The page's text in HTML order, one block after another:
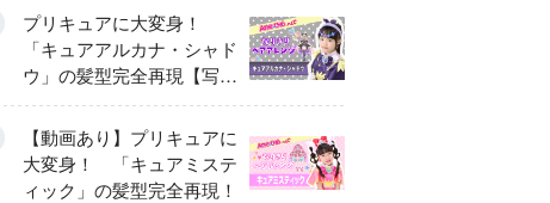
プリキュアに大変身！
「キュアアルカナ・シャド
ウ」の髪型完全再現【写真
解説付き】
【動画あり】プリキュアに
大変身！ 「キュアミステ
ィック」の髪型完全再現！